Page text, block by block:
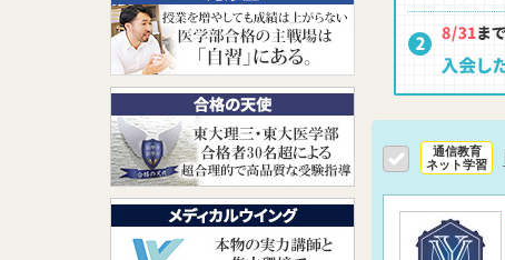
通信教育
ネット学習